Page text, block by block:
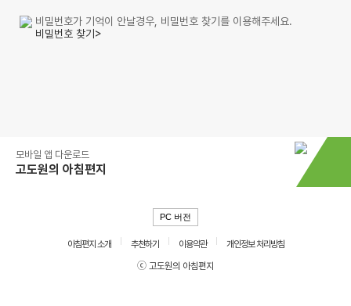
비밀번호가 기억이 안날경우, 비밀번호 찾기를 이용해주세요.
비밀번호 찾기>
모바일 앱 다운로드
고도원의 아침편지
PC 버전
아침편지 소개 추천하기 이용약관
개인정보 처리방침
ⓒ 고도원의 아침편지